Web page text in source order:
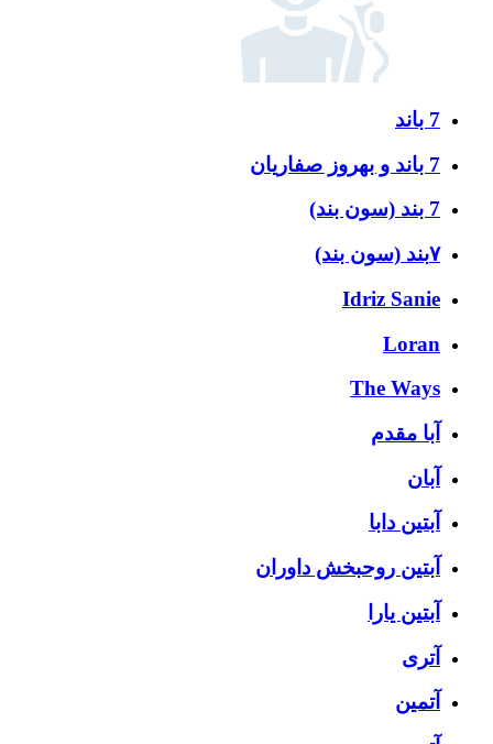
7 باند
7 باند و بهروز صفاریان
7 بند (سون بند)
۷بند (سون بند)
Idriz Sanie
Loran
The Ways
آبا مقدم
آبان
آبتین دابا
آبتین روحبخش داوران
آبتین یارا
آتری
آتمین